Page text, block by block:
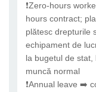
❗Zero-hours
hours contract;
plătesc drepturile
echipament de
la bugetul de
muncă normal
❗Annual leave ➡️